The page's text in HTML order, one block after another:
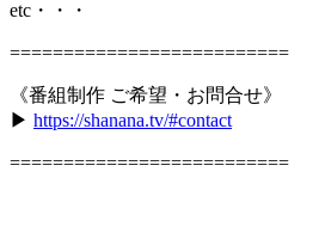
etc・・・
==========================
《番組制作 ご希望・お問合せ》
▶︎ https://shanana.tv/#contact
==========================